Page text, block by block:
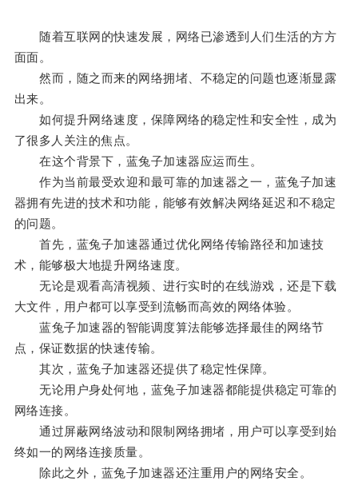
随着互联网的快速发展，网络已渗透到人们生活的方方
面面。
然而，随之而来的网络拥堵、不稳定的问题也逐渐显露
出来。
如何提升网络速度，保障网络的稳定性和安全性，成为
了很多人关注的焦点。
在这个背景下，蓝兔子加速器应运而生。
作为当前最受欢迎和最可靠的加速器之一，蓝兔子加速
器拥有先进的技术和功能，能够有效解决网络延迟和不稳定
的问题。
首先，蓝兔子加速器通过优化网络传输路径和加速技
术，能够极大地提升网络速度。
无论是观看高清视频、进行实时的在线游戏，还是下载
大文件，用户都可以享受到流畅而高效的网络体验。
蓝兔子加速器的智能调度算法能够选择最佳的网络节
点，保证数据的快速传输。
其次，蓝兔子加速器还提供了稳定性保障。
无论用户身处何地，蓝兔子加速器都能提供稳定可靠的
网络连接。
通过屏蔽网络波动和限制网络拥堵，用户可以享受到始
终如一的网络连接质量。
除此之外，蓝兔子加速器还注重用户的网络安全。